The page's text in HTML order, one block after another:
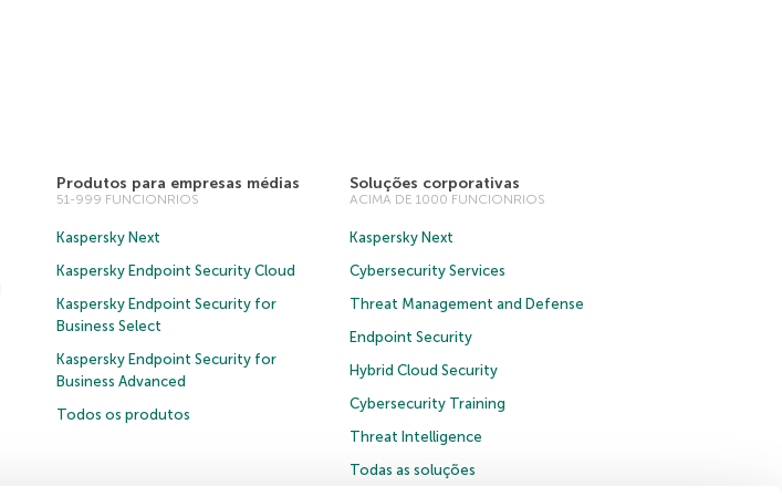
Produtos para empresas médias
51-999 FUNCIONRIOS
Kaspersky Next
Kaspersky Endpoint Security Cloud
Kaspersky Endpoint Security for
Business Select
Kaspersky Endpoint Security for
Business Advanced
Todos os produtos
Soluções corporativas
ACIMA DE 1000 FUNCIONRIOS
Kaspersky Next
Cybersecurity Services
Threat Management and Defense
Endpoint Security
Hybrid Cloud Security
Cybersecurity Training
Threat Intelligence
Todas as soluções